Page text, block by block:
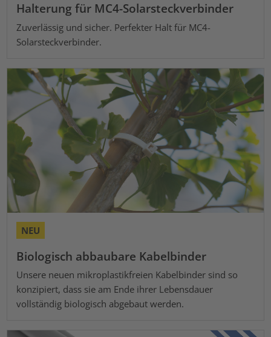
Halterung für MC4-Solarsteckverbinder
Zuverlässig und sicher. Perfekter Halt für MC4-
Solarsteckverbinder.
NEU
Biologisch abbaubare Kabelbinder
Unsere neuen mikroplastikfreien Kabelbinder sind so
konzipiert, dass sie am Ende ihrer Lebensdauer
vollständig biologisch abgebaut werden.